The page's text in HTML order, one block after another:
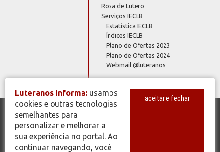
Rosa de Lutero
Serviços IECLB
Estatística IECLB
Índices IECLB
Plano de Ofertas 2023
Plano de Ofertas 2024
Webmail @luteranos
© Copyright 2026 - Todos os Direitos Reservados - IECLB - Igreja
Evangélica de Confissão Luterana no Brasil - Portal Luteranos -
www.luteranos.com.br
Luteranos informa: usamos
cookies e outras tecnologias
semelhantes para
personalizar e melhorar a
sua experiência no portal. Ao
continuar navegando, você
aceitar e fechar